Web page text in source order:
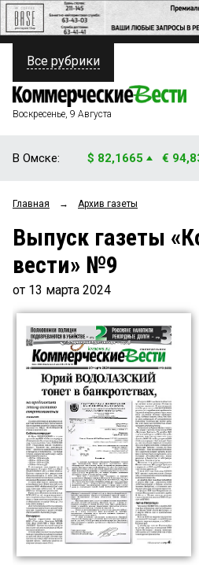
ПОЛИТИКА
ФИНАНСЫ
ОБЩЕСТВО
ЗАКОН
ПРОИСШЕСТВИЯ
СТИЛЬ ЖИЗНИ
Все рубрики
Воскресенье, 9 Августа
В Омске: $ 82,1665 €
Главная → Архив газеты
Выпуск газеты
вести» №9
от 13 марта 2024